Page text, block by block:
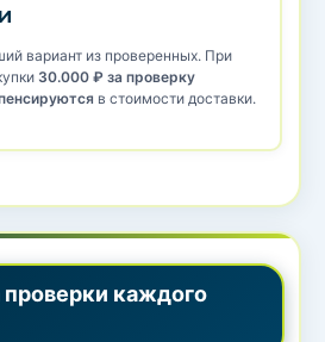
вариант из проверенных. При
30.000 ₽ за проверку
в стоимости доставки.
проверки каждого